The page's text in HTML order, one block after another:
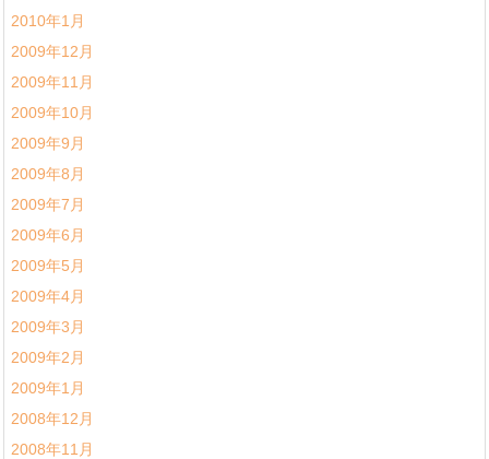
2010年1月
2009年12月
2009年11月
2009年10月
2009年9月
2009年8月
2009年7月
2009年6月
2009年5月
2009年4月
2009年3月
2009年2月
2009年1月
2008年12月
2008年11月